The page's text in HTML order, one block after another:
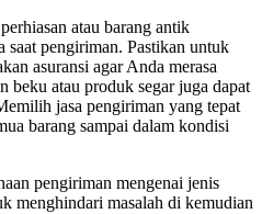
atau barang antik
saat pengiriman. Pastikan untuk
asuransi agar Anda merasa
beku atau produk segar juga dapat
jasa pengiriman yang tepat
barang sampai dalam kondisi
pengiriman mengenai jenis
menghindari masalah di kemudian